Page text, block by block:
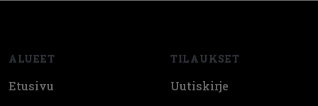
ALUEET
Etusivu
TILAUKSET
Uutiskirje